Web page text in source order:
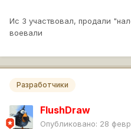
Ис 3 участвовал, продали
воевали
Разработчики
FlushDraw
Опубликовано: 28